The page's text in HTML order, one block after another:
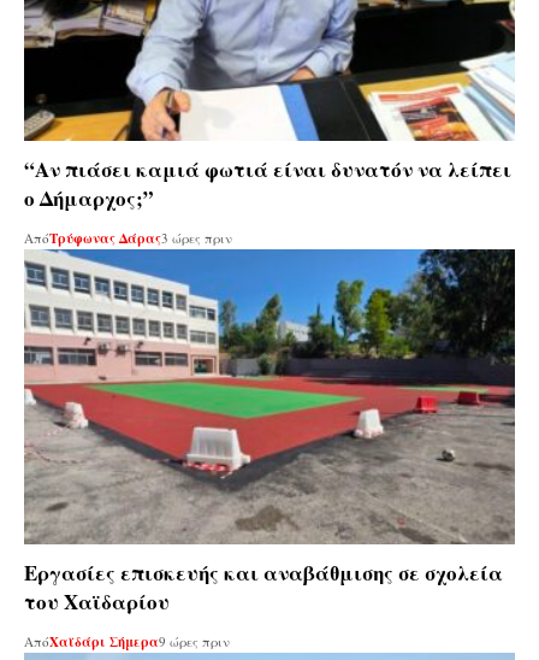
“Αν πιάσει καμιά φωτιά είναι δυνατόν να λείπει
ο Δήμαρχος;”
ΑπόΤρύφωνας Δάρας3 ώρες πριν
Εργασίες επισκευής και αναβάθμισης σε σχολεία
του Χαϊδαρίου
ΑπόΧαϊδάρι Σήμερα9 ώρες πριν